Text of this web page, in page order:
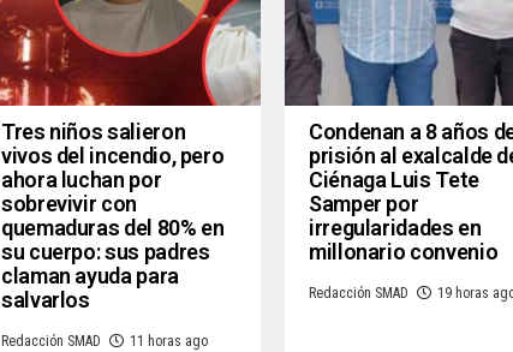
Tres niños salieron
vivos del incendio, pero
ahora luchan por
sobrevivir con
quemaduras del 80% en
su cuerpo: sus padres
claman ayuda para
salvarlos
Redacción SMAD 11 horas ago
Condenan a 8 años
prisión al exalcalde
Ciénaga Luis Tete
Samper por
irregularidades en
millonario convenio
Redacción SMAD 19 horas